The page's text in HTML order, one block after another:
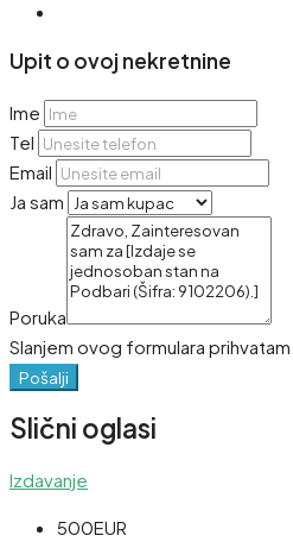
Upit o ovoj nekretnine
Ime
Tel
Email
Ja sam
Poruka
Slanjem ovog formulara prihvatam
Pošalji
Slični oglasi
Izdavanje
500EUR